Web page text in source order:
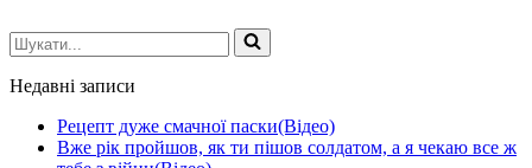
Шукати...
Недавні записи
Рецепт дуже смачної паски(Відео)
Вже рік пройшов, як ти пішов солдатом, а я чекаю все ж